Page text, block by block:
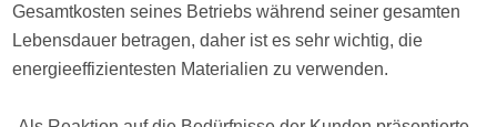
Gesamtkosten seines Betriebs während seiner gesamten
Lebensdauer betragen, daher ist es sehr wichtig, die
energieeffizientesten Materialien zu verwenden.